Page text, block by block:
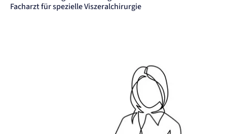
Facharzt für spezielle Viszeralchirurgie